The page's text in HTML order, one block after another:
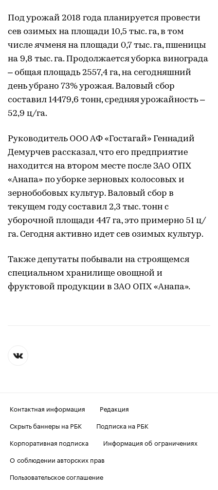
Под урожай 2018 года планируется провести
сев озимых на площади 10,5 тыс. га, в том
числе ячменя на площади 0,7 тыс. га, пшеницы
на 9,8 тыс. га. Продолжается уборка винограда
– общая площадь 2557,4 га, на сегодняшний
день убрано 73% урожая. Валовый сбор
составил 14479,6 тонн, средняя урожайность –
52,9 ц/га.
Руководитель ООО АФ «Гостагай» Геннадий
Демурчев рассказал, что его предприятие
находится на втором месте после ЗАО ОПХ
«Анапа» по уборке зерновых колосовых и
зернобобовых культур. Валовый сбор в
текущем году составил 2,3 тыс. тонн с
уборочной площади 447 га, это примерно 51 ц/
га. Сегодня активно идет сев озимых культур.
Также депутаты побывали на строящемся
специальном хранилище овощной и
фруктовой продукции в ЗАО ОПХ «Анапа».
Контактная информация
Редакция
Скрыть баннеры на РБК
Подписка на РБК
Корпоративная подписка
Информация об ограничениях
О соблюдении авторских прав
Пользовательское соглашение